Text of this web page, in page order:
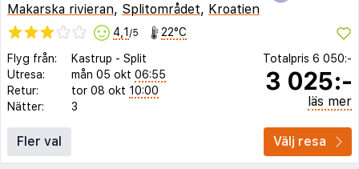
Makarska rivieran, Splitområdet, Kroatien
4,1 /5 22°C
Flyg från: Kastrup - Split
Utresa:
mån 05 okt 06:55
Retur:
tor 08 okt 10:00
Nätter:
3
Totalpris 6 050:-
3 025:-
läs mer
Fler val Välj resa